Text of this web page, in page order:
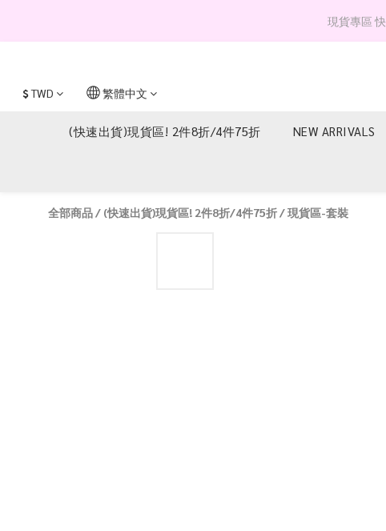
現貨專區
$TWD 繁體中文
(快速出貨)現貨區! 2件8折/4件75折 NEW ARRIVALS
全部商品/ (快速出貨)現貨區! 2件8折/4件75折/現貨區-套裝